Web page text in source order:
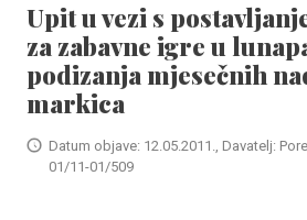
Upit u vezi s
za zabavne igre u
podizanja mjesečnih
markica
Datum objave: 12.05.2011., Davatelj:
01/11-01/509